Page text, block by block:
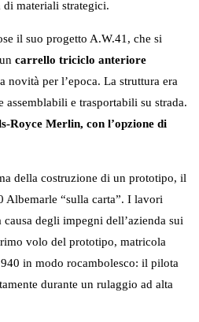
di materiali strategici.
il suo progetto A.W.41, che si
carrello triciclo anteriore
novità per l’epoca. La struttura era
e trasportabili su strada.
Royce Merlin, con l’opzione di
della costruzione di un prototipo, il
“sulla carta”. I lavori
degli impegni dell’azienda sui
volo del prototipo, matricola
in modo rocambolesco: il pilota
durante un rulaggio ad alta